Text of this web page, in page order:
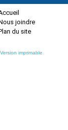
joindre
du site
Version imprimable